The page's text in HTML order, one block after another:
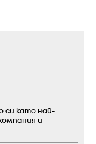
си като най-
и